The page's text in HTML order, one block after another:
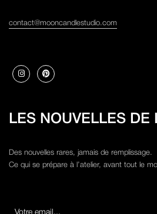
contact@mooncandlestudio.com
LES NOUVELLES DE
Des nouvelles rares, jamais de remplissage.
Ce qui se prépare à l’atelier, avant tout le